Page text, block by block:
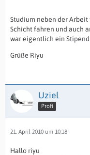
Studium neben der
Schicht fahren und auch
war eigentlich ein
Grüße Riyu
Uziel
Profi
21. April 2010 um 10:18
Hallo riyu